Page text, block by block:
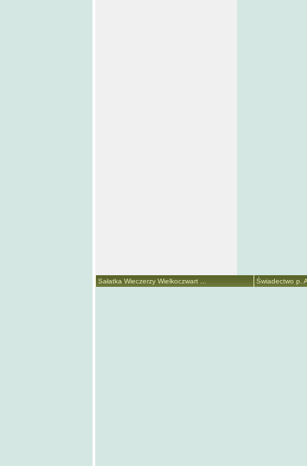
Sałatka Wieczerzy Wielkoczwart ... Świadectwo p.